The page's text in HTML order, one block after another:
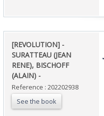
‎[REVOLUTION] -
SURATTEAU (JEAN
RENE), BISCHOFF
(ALAIN) - ‎
Reference : 202202938
See the book